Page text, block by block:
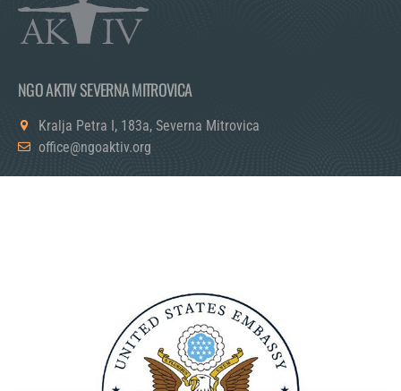
NGO AKTIV SEVERNA MITROVICA
Kralja Petra I, 183a, Severna Mitrovica
office@ngoaktiv.org